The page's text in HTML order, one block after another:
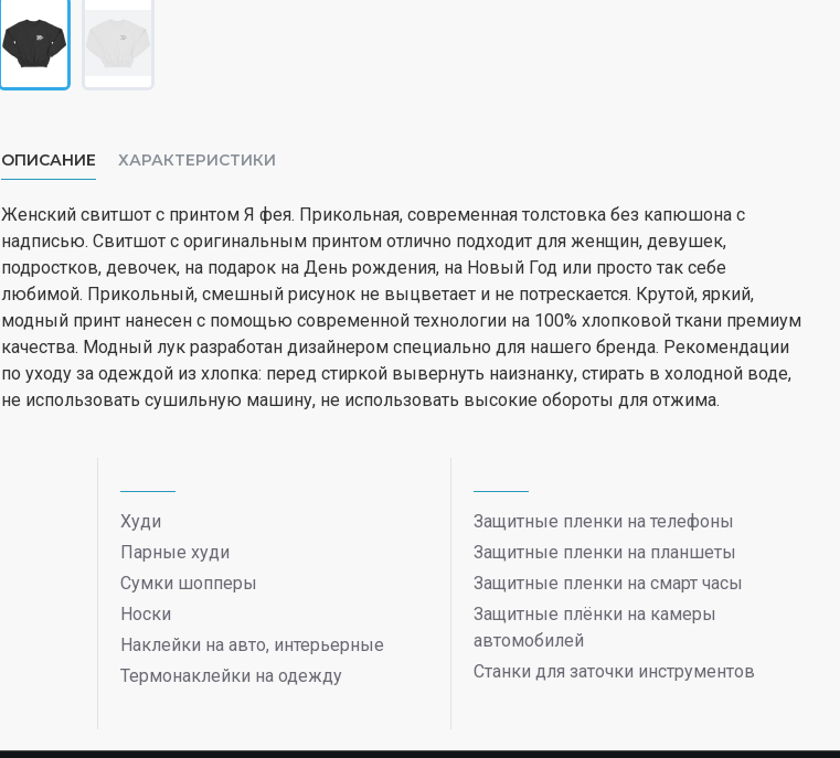
ОПИСАНИЕ ХАРАКТЕРИСТИКИ
Женский свитшот с принтом Я фея. Прикольная, современная толстовка без капюшона с
надписью. Свитшот с оригинальным принтом отлично подходит для женщин, девушек,
подростков, девочек, на подарок на День рождения, на Новый Год или просто так себе
любимой. Прикольный, смешный рисунок не выцветает и не потрескается. Крутой, яркий,
модный принт нанесен с помощью современной технологии на 100% хлопковой ткани премиум
качества. Модный лук разработан дизайнером специально для нашего бренда. Рекомендации
по уходу за одеждой из хлопка: перед стиркой вывернуть наизнанку, стирать в холодной воде,
не использовать сушильную машину, не использовать высокие обороты для отжима.
Худи
Парные худи
Сумки шопперы
Носки
Наклейки на авто, интерьерные
Термонаклейки на одежду
Защитные пленки на телефоны
Защитные пленки на планшеты
Защитные пленки на смарт часы
Защитные плёнки на камеры
автомобилей
Станки для заточки инструментов